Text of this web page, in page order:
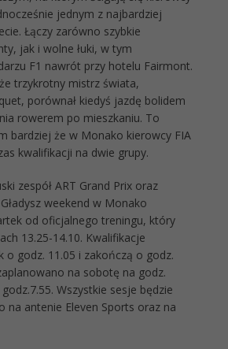
jednym z najbardziej
Łączy zarówno szybkie
jak i wolne łuki, w tym
F1 nawrót przy hotelu Fairmont.
trzykrotny mistrz świata,
porównał kiedyś jazdę bolidem
rowerem po mieszkaniu. To
bardziej że w Monako kierowcy FIA
kwalifikacji na dwie grupy.
zespół ART Grand Prix oraz
weekend w Monako
od oficjalnego treningu, który
13.25-14.10. Kwalifikacje
o godz. 11.05 i zakończą o godz.
na sobotę na godz.
Wszystkie sesje będzie
na antenie Eleven Sports oraz na